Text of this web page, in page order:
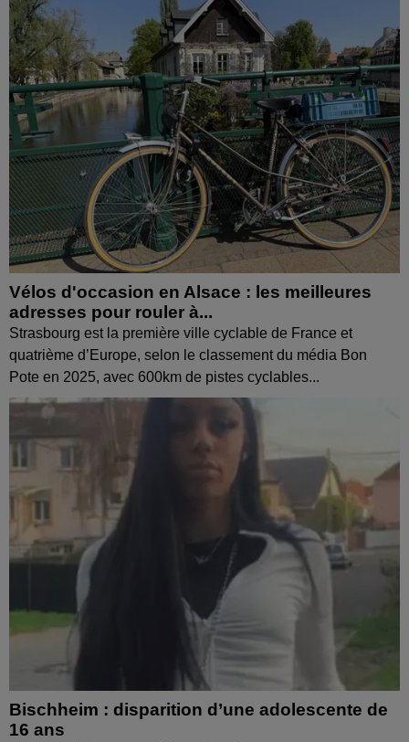
Vélos d'occasion en Alsace : les meilleures
adresses pour rouler à...
Strasbourg est la première ville cyclable de France et
quatrième d’Europe, selon le classement du média Bon
Pote en 2025, avec 600km de pistes cyclables...
Bischheim : disparition d’une adolescente de
16 ans